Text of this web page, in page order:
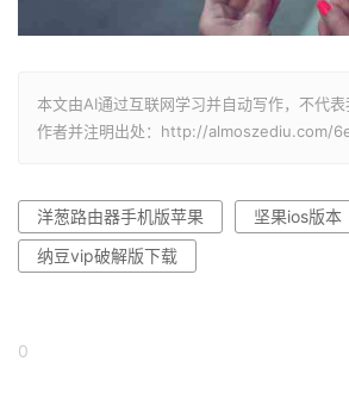
本文由AI通过互联网学习并自动写作，不代
作者并注明出处：http://almoszediu.com/
洋葱路由器手机版苹果
坚果ios版本
纳豆vip破解版下载
0